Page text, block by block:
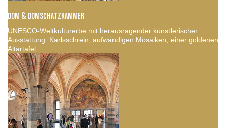
DOM & DOMSCHATZKAMMER
UNESCO-Weltkulturerbe mit herausragender künstlerischer
Ausstattung: Karlsschrein, aufwändigen Mosaiken, einer goldenen
Altartafel.